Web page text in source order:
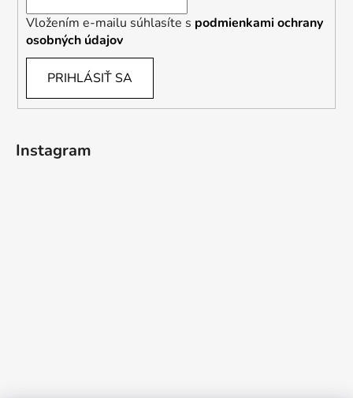
Vložením e-mailu súhlasíte s podmienkami ochrany
osobných údajov
PRIHLÁSIŤ SA
Instagram